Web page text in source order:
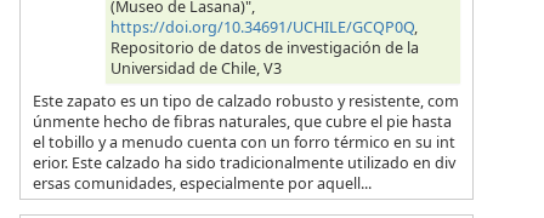
(Museo de Lasana)",
https://doi.org/10.34691/UCHILE/GCQP0Q,
Repositorio de datos de investigación de la
Universidad de Chile, V3
Este zapato es un tipo de calzado robusto y resistente, com
únmente hecho de fibras naturales, que cubre el pie hasta
el tobillo y a menudo cuenta con un forro térmico en su int
erior. Este calzado ha sido tradicionalmente utilizado en div
ersas comunidades, especialmente por aquell...